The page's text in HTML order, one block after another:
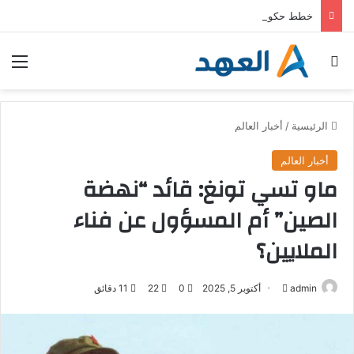
خطط حكومية وأوجه قصور وانتقادات .. كيف تواجه ألمانيا الحرّ؟
بحث عن
الرئيسية / أخبار العالم
أخبار العالم
ماو تسي تونغ: قائد “نهضة
الصين” أم المسؤول عن فناء
الملايين؟
admin أكتوبر 5, 2025 0
22